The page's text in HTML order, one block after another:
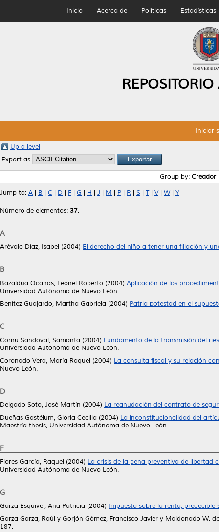
Inicio Acerca de Políticas Estadísticas
Iniciar
Up a level
Export as
Group by: Creador
Jump to: A B C D F G H J M P R S T| V| W Y
Número de elementos: 37.
A
Arévalo Díaz, Isabel (2004) El derecho del niño a tener una filiación y
B
Bazaldua Ocañas, Leonel Roberto (2004) Aplicación de los
Universidad Autónoma de Nuevo León.
Benítez Guajardo, Martha Gabriela (2004) Patria potestad en el
C
Cornu Sandoval, Samanta (2004) Fundamento de la transmisión del
Universidad Autónoma de Nuevo León.
Coronado Vera, María Raquel (2004) La consulta fiscal y su relación
Nuevo León.
D
Delgado Soto, José Martín (2004) La reanudación del contrato de
Dueñas Gastélum, Gloria Cecilia (2004) La inconstitucionalidad del
Maestría thesis, Universidad Autónoma de Nuevo León.
F
Flores García, Raquel (2004) La crisis de la pena preventiva de libertad
Universidad Autónoma de Nuevo León.
G
Garza Esquivel, Ana Patricia (2004) Impuesto sobre la renta, predecible
Garza Garza, Raúl y Gorjón Gómez, Francisco Javier y Maldonado W.
187.